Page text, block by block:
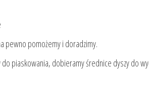
pewno pomożemy i doradzimy.
piaskowania, dobieramy średnice dyszy do